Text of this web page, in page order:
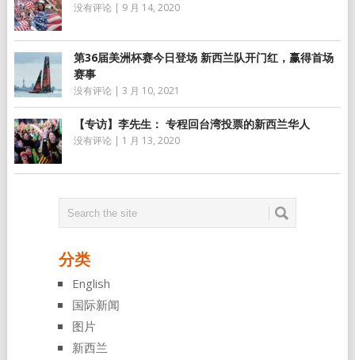
没有评论 | 9 月 14, 2020
第36届美洲杯赛今日登场 新西兰队开门红，赢得首场
赛事
没有评论 | 3 月 10, 2021
【专访】李先生： 专程回台湾投票的新西兰华人
没有评论 | 1 月 13, 2020
分类
English
国际新闻
图片
新西兰